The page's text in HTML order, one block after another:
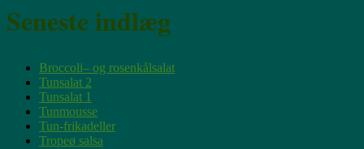
Seneste indlæg
Broccoli– og rosenkålsalat
Tunsalat 2
Tunsalat 1
Tunmousse
Tun-frikadeller
Tropeø salsa